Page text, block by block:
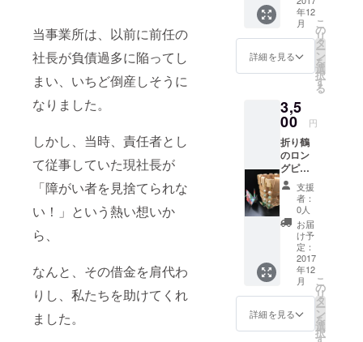
当事業所は、以前に前任の
社長が負債過多に陥ってし
まい、いちど倒産しそうに
なりました。
しかし、当時、責任者とし
て従事していた現社長が
「障がい者を見捨てられな
い！」という熱い想いか
ら、
なんと、その借金を肩代わ
りし、私たちを助けてくれ
ました。
現在、精
神・聴覚・
知的の障が
いをもった
18名在籍
それぞれの
障がいの特
性にあわせ
て、
ホテル清
掃・内職・
制作販売の3
つの部門で
お仕事をし
ため、
同じも
のを作
ること
ができ
ませ
界にひ
とつだ
けのオ
ンリー
ワン商
品で
す。
年12
月
詳細を見る
こ
の
リ
タ
ー
ン
を
選
択
す
る
3,5
00 円
折り鶴
のロン
グピア
スで
す。
（イヤ
リング
に変更
も可
能） 長
さ約12
ｃｍ お
好みの
色味の
和紙で
お作り
支援
者：
0人
お届
け予
定：
2017
年12
月
詳細を見る
こ
の
リ
タ
ー
ン
を
選
択